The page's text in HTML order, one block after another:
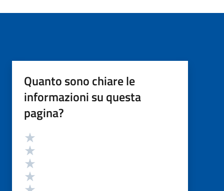
Quanto sono chiare le
informazioni su questa
pagina?
Valutazione